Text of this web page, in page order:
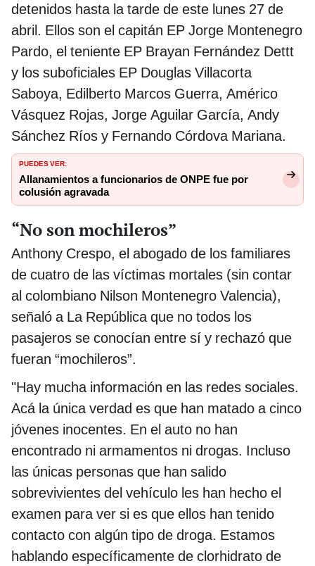
detenidos hasta la tarde de este lunes 27 de
abril. Ellos son el capitán EP Jorge Montenegro
Pardo, el teniente EP Brayan Fernández Dettt
y los suboficiales EP Douglas Villacorta
Saboya, Edilberto Marcos Guerra, Américo
Vásquez Rojas, Jorge Aguilar García, Andy
Sánchez Ríos y Fernando Córdova Mariana.
PUEDES VER:
Allanamientos a funcionarios de ONPE fue por
colusión agravada
“No son mochileros”
Anthony Crespo, el abogado de los familiares
de cuatro de las víctimas mortales (sin contar
al colombiano Nilson Montenegro Valencia),
señaló a La República que no todos los
pasajeros se conocían entre sí y rechazó que
fueran “mochileros”.
"Hay mucha información en las redes sociales.
Acá la única verdad es que han matado a cinco
jóvenes inocentes. En el auto no han
encontrado ni armamentos ni drogas. Incluso
las únicas personas que han salido
sobrevivientes del vehículo les han hecho el
examen para ver si es que ellos han tenido
contacto con algún tipo de droga. Estamos
hablando específicamente de clorhidrato de